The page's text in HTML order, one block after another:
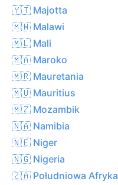
🇾🇹 Majotta
🇲🇼 Malawi
🇲🇱 Mali
🇲🇦 Maroko
🇲🇷 Mauretania
🇲🇺 Mauritius
🇲🇿 Mozambik
🇳🇦 Namibia
🇳🇪 Niger
🇳🇬 Nigeria
🇿🇦 Południowa Afryka